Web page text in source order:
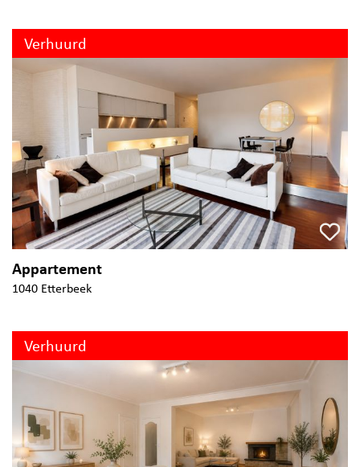
Verhuurd
Appartement
1040 Etterbeek
Verhuurd